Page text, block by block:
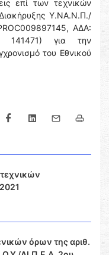
επί των τεχνικών
Υ.ΝΑ.Ν.Π./
ΑΔΑ:
141471) για την
του Εθνικού
όρων της αριθ.